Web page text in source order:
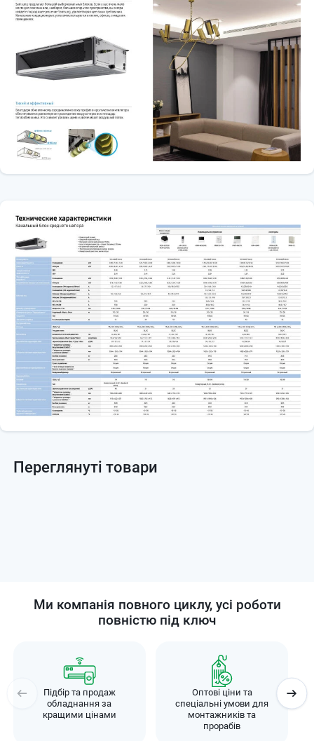
Переглянуті товари
Ми компанія повного циклу, усі роботи
повністю під ключ
Підбір та продаж
обладнання за
кращими цінами
Оптові ціни та
спеціальні умови для
монтажників та
прорабів